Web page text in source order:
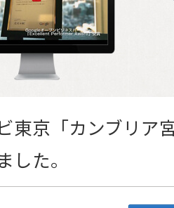
東京「カンブリア
した。